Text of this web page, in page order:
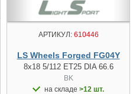
АРТИКУЛ:610446
LS Wheels Forged FG04Y
8x18 5/112 ET25 DIA 66.6
BK
на складе >12 шт.